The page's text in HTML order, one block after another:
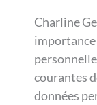
Charline
importance
courantes
données